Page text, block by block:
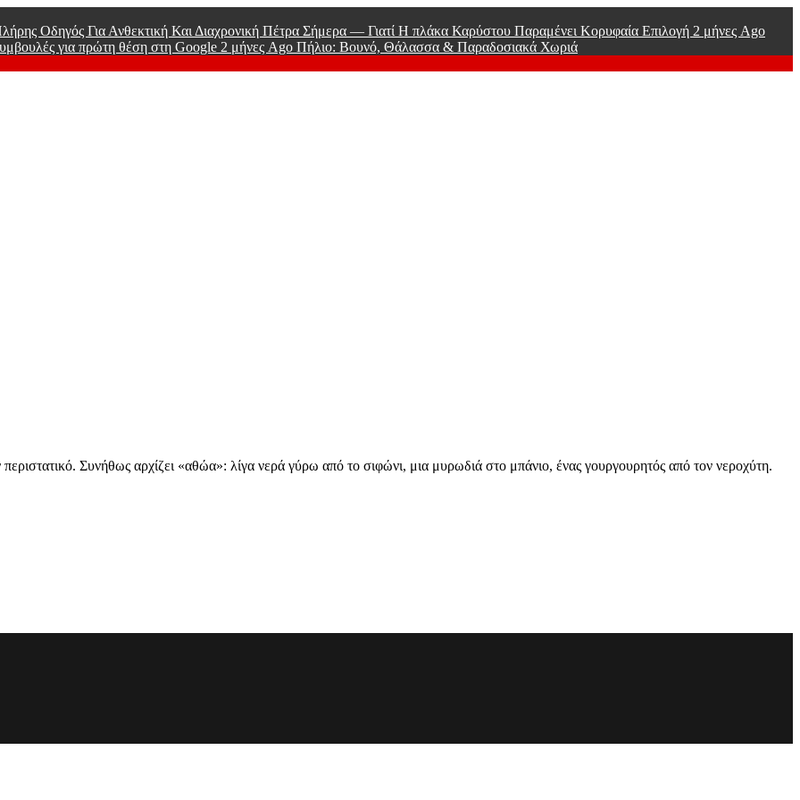
Οδηγός Για Ανθεκτική Και Διαχρονική Πέτρα Σήμερα — Γιατί Η πλάκα Καρύστου Παραμένει Κορυφαία Επιλογή 2 μήνες Ago
για πρώτη θέση στη Google 2 μήνες Ago Πήλιο: Βουνό, Θάλασσα & Παραδοσιακά Χωριά
Συνήθως αρχίζει «αθώα»: λίγα νερά γύρω από το σιφώνι, μια μυρωδιά στο μπάνιο, ένας γουργουρητός από τον νεροχύτη.